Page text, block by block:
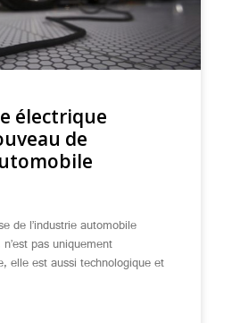
électrique
de
de l’industrie automobile
pas uniquement
elle est aussi technologique et